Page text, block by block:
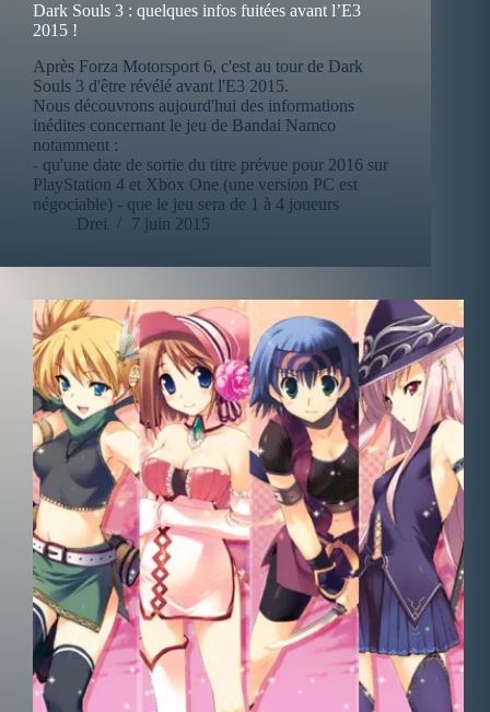
Dark Souls 3 : quelques infos fuitées avant l’E3
2015 !
Après Forza Motorsport 6, c'est au tour de Dark
Souls 3 d'être révélé avant l'E3 2015.
Nous découvrons aujourd'hui des informations
inédites concernant le jeu de Bandai Namco
notamment :
- qu'une date de sortie du titre prévue pour 2016 sur
PlayStation 4 et Xbox One (une version PC est
négociable) - que le jeu sera de 1 à 4 joueurs
Drei
7 juin 2015